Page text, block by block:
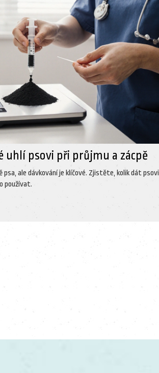
uhlí psovi při průjmu a zácpě
psa, ale dávkování je klíčové. Zjistěte, kolik dát psovi
používat.